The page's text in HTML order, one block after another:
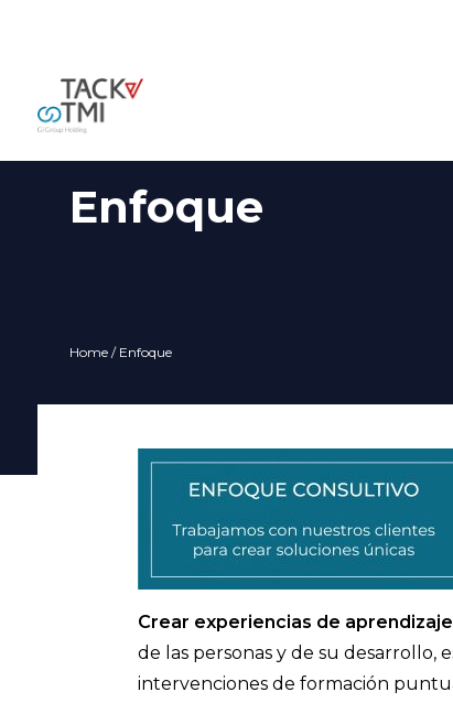
Enfoque
Home / Enfoque
Crear experiencias de
de las personas y de su desarrollo,
intervenciones de formación